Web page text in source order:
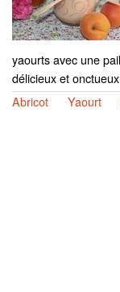
yaourts avec une
délicieux et
Abricot
Yaourt